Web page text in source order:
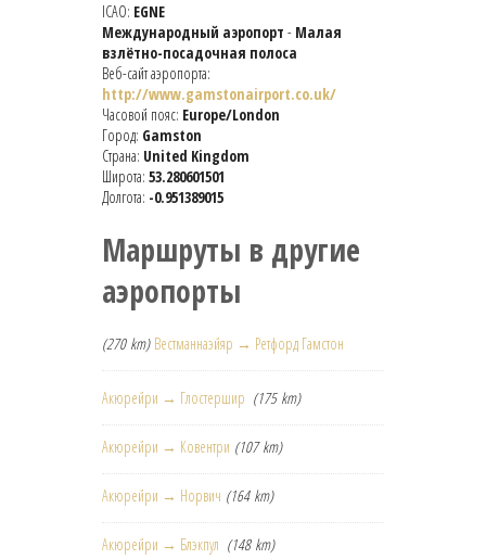
ICAO: EGNE
Международный аэропорт - Малая
взлётно-посадочная полоса
Веб-сайт аэропорта:
http://www.gamstonairport.co.uk/
Часовой пояс: Europe/London
Город: Gamston
Страна: United Kingdom
Широта: 53.280601501
Долгота: -0.951389015
Маршруты в другие
аэропорты
(270 km) Вестманнаэйяр → Ретфорд Гамстон
Акюрейри → Глостершир (175 km)
Акюрейри → Ковентри (107 km)
Акюрейри → Норвич (164 km)
Акюрейри → Блэкпул (148 km)